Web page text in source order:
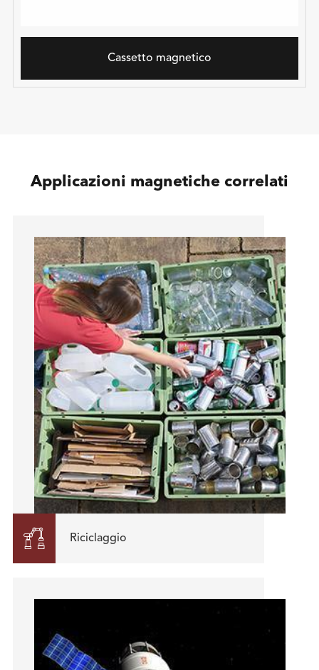
Cassetto magnetico
Applicazioni magnetiche correlati
 Riciclaggio